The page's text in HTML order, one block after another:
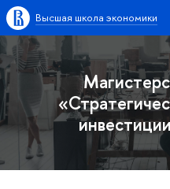
Высшая школа экономики